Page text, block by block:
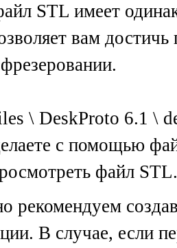
STL имеет
вам
\ DeskProto 6.1 \
с помощью
файл STL.
рекомендуем
В случае, если